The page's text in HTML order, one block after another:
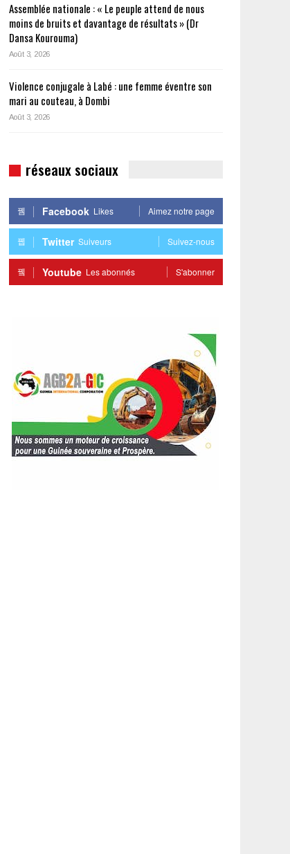
Assemblée nationale : « Le peuple attend de nous
moins de bruits et davantage de résultats » (Dr
Dansa Kourouma)
Août 3, 2026
Violence conjugale à Labé : une femme éventre son
mari au couteau, à Dombi
Août 3, 2026
réseaux sociaux
Facebook Likes Aimez notre page
Twitter Suiveurs Suivez-nous
Youtube Les abonnés S'abonner